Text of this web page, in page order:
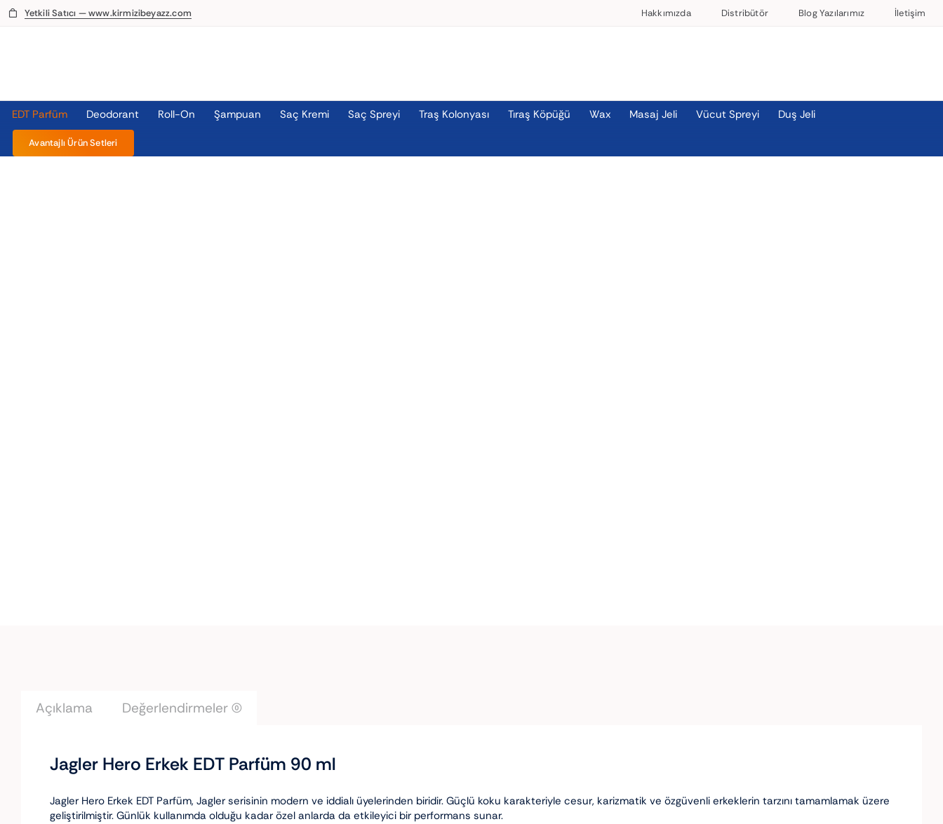
SkipYetkili Satıcı — www.kirmizibeyazz.com Hakkımızda Distribütör Blog Yazılarımız İletişim
EDT Parfüm Deodorant Roll-On Şampuan Saç Kremi Saç Spreyi Traş Kolonyası Tıraş Köpüğü Wax Masaj Jeli Vücut Spreyi Duş Jeli
Avantajlı Ürün Setleri
Açıklama Değerlendirmeler (0)
Jagler Hero Erkek EDT Parfüm 90 ml
Jagler Hero Erkek EDT Parfüm, Jagler serisinin modern ve iddialı üyelerinden biridir. Güçlü koku karakteriyle cesur, karizmatik ve özgüvenli erkeklerin tarzını tamamlamak üzere
geliştirilmiştir. Günlük kullanımda olduğu kadar özel anlarda da etkileyici bir performans sunar.